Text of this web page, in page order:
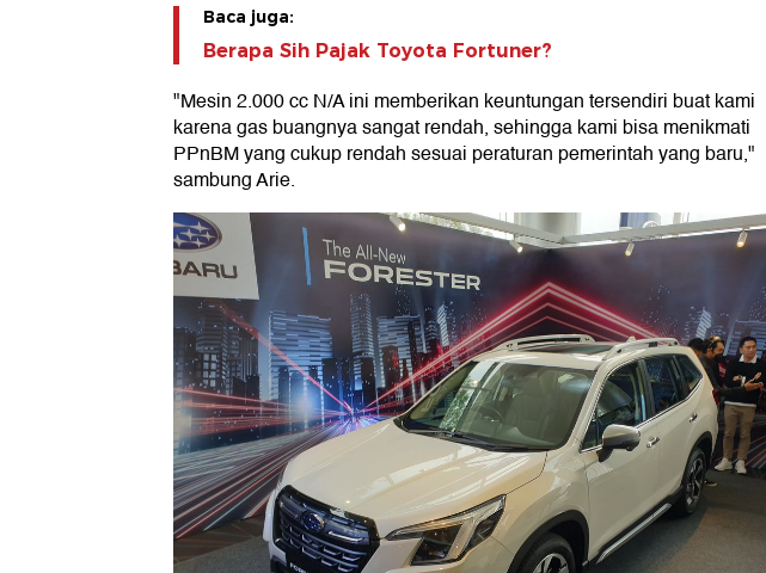
Baca juga:
Berapa Sih Pajak Toyota Fortuner?
"Mesin 2.000 cc N/A ini memberikan keuntungan tersendiri buat kami
karena gas buangnya sangat rendah, sehingga kami bisa menikmati
PPnBM yang cukup rendah sesuai peraturan pemerintah yang baru,"
sambung Arie.